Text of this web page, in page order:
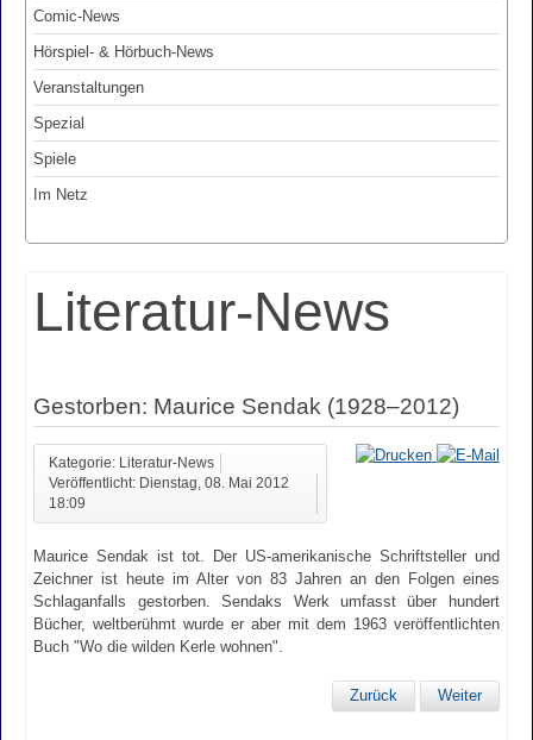
Comic-News
Hörspiel- & Hörbuch-News
Veranstaltungen
Spezial
Spiele
Im Netz
Literatur-News
Gestorben: Maurice Sendak (1928–2012)
Kategorie: Literatur-News
Veröffentlicht: Dienstag, 08. Mai 2012
18:09
Maurice Sendak ist tot. Der US-amerikanische Schriftsteller und
Zeichner ist heute im Alter von 83 Jahren an den Folgen eines
Schlaganfalls gestorben. Sendaks Werk umfasst über hundert
Bücher, weltberühmt wurde er aber mit dem 1963 veröffentlichten
Buch "Wo die wilden Kerle wohnen".
Zurück Weiter